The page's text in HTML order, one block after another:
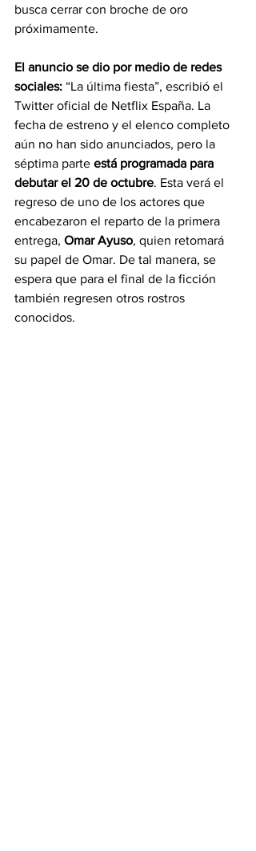
busca cerrar con broche de oro
próximamente.
El anuncio se dio por medio de redes
sociales: “La última fiesta”, escribió el
Twitter oficial de Netflix España. La
fecha de estreno y el elenco completo
aún no han sido anunciados, pero la
séptima parte está programada para
debutar el 20 de octubre. Esta verá el
regreso de uno de los actores que
encabezaron el reparto de la primera
entrega, Omar Ayuso, quien retomará
su papel de Omar. De tal manera, se
espera que para el final de la ficción
también regresen otros rostros
conocidos.